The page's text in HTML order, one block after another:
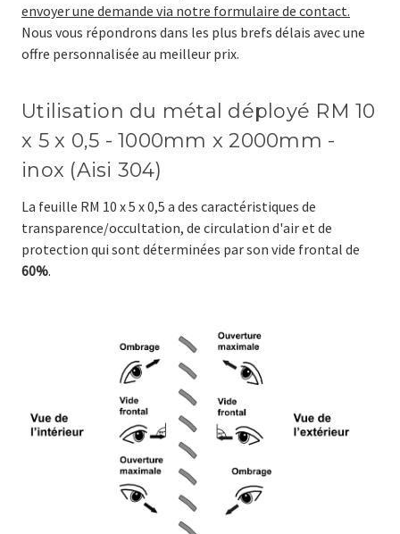
envoyer une demande via notre formulaire de contact.
Nous vous répondrons dans les plus brefs délais avec une
offre personnalisée au meilleur prix.
Utilisation du métal déployé RM 10
x 5 x 0,5 - 1000mm x 2000mm -
inox (Aisi 304)
La feuille RM 10 x 5 x 0,5 a des caractéristiques de
transparence/occultation, de circulation d'air et de
protection qui sont déterminées par son vide frontal de
60%.